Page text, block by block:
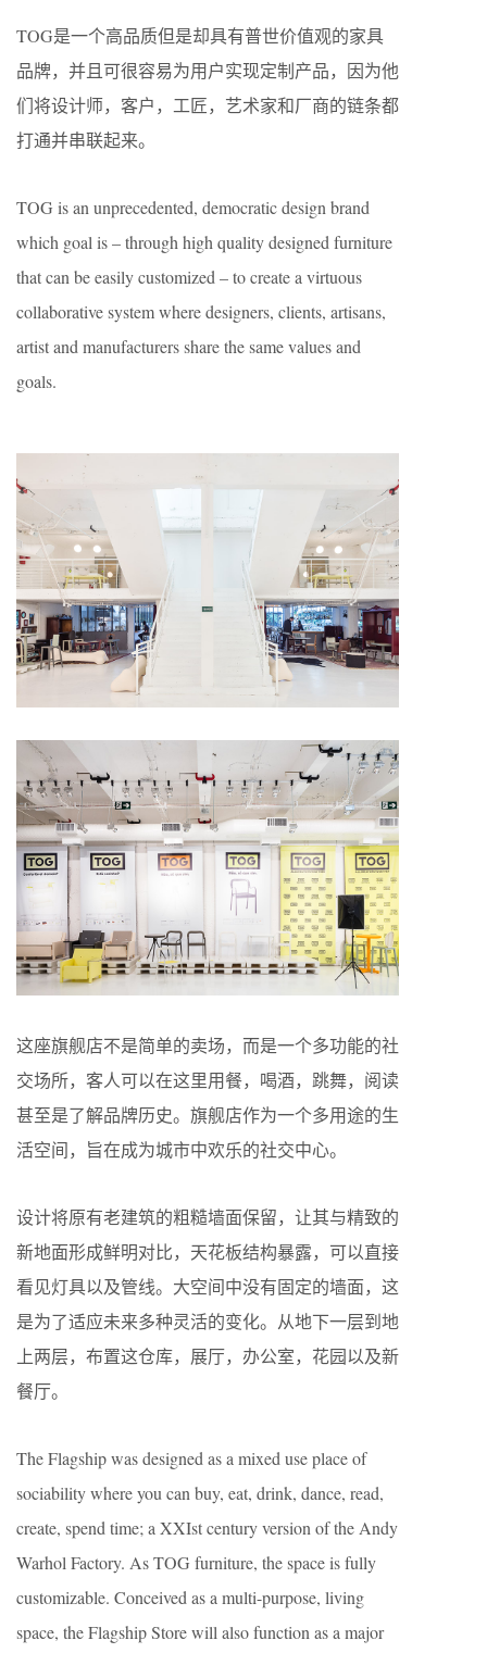
TOG是一个高品质但是却具有普世价值观的家具
品牌，并且可很容易为用户实现定制产品，因为他
们将设计师，客户，工匠，艺术家和厂商的链条都
打通并串联起来。
TOG is an unprecedented, democratic design brand
which goal is – through high quality designed furniture
that can be easily customized – to create a virtuous
collaborative system where designers, clients, artisans,
artist and manufacturers share the same values and
goals.
这座旗舰店不是简单的卖场，而是一个多功能的社
交场所，客人可以在这里用餐，喝酒，跳舞，阅读
甚至是了解品牌历史。旗舰店作为一个多用途的生
活空间，旨在成为城市中欢乐的社交中心。
设计将原有老建筑的粗糙墙面保留，让其与精致的
新地面形成鲜明对比，天花板结构暴露，可以直接
看见灯具以及管线。大空间中没有固定的墙面，这
是为了适应未来多种灵活的变化。从地下一层到地
上两层，布置这仓库，展厅，办公室，花园以及新
餐厅。
The Flagship was designed as a mixed use place of
sociability where you can buy, eat, drink, dance, read,
create, spend time; a XXIst century version of the Andy
Warhol Factory. As TOG furniture, the space is fully
customizable. Conceived as a multi-purpose, living
space, the Flagship Store will also function as a major